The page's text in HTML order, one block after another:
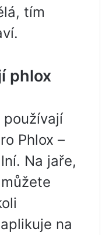
tím
phlox
používají
Phlox –
Na jaře,
na